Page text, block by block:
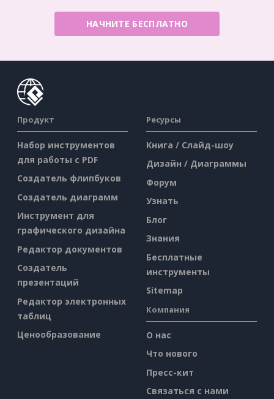
НАЧНИТЕ БЕСПЛАТНО
Продукт
Набор инструментов
для работы с PDF
Создатель флипбуков
Создатель диаграмм
Инструмент для
графического дизайна
Редактор документов
Создатель
презентаций
Редактор электронных
таблиц
Ценообразование
Ресурсы
Книга / Слайд-шоу
Дизайн / Диаграммы
Форум
Узнать
Блог
Знания
Бесплатные
инструменты
Sitemap
Компания
О нас
Что нового
Пресс-кит
Связаться с нами